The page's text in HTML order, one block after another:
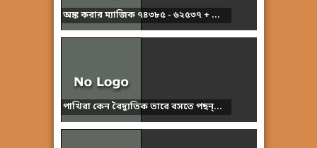
অঙ্ক করার ম্যাজিক ৭৪৩৮৫ - ৬২৫৩৭ + ...
পাখিরা কেন বৈদ্যুতিক তারে বসতে পছন্...